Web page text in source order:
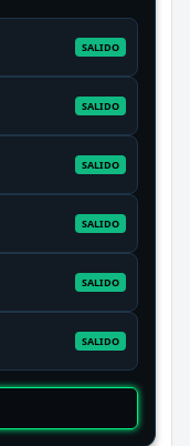
SALIDO
SALIDO
SALIDO
SALIDO
SALIDO
SALIDO